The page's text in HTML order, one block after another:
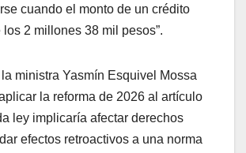
cuando el monto de un crédito
2 millones 38 mil pesos”.
la ministra Yasmín Esquivel Mossa
la reforma de 2026 al artículo
ley implicaría afectar derechos
efectos retroactivos a una norma